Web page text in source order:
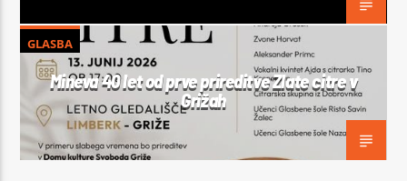
GLASBA
Mineva 40 let od prve prireditve Zlate citre v
Grižah